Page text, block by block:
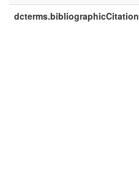
dcterms.bibliographicCitation